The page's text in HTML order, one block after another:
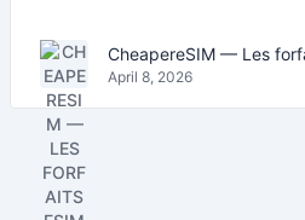
April 8, 2026